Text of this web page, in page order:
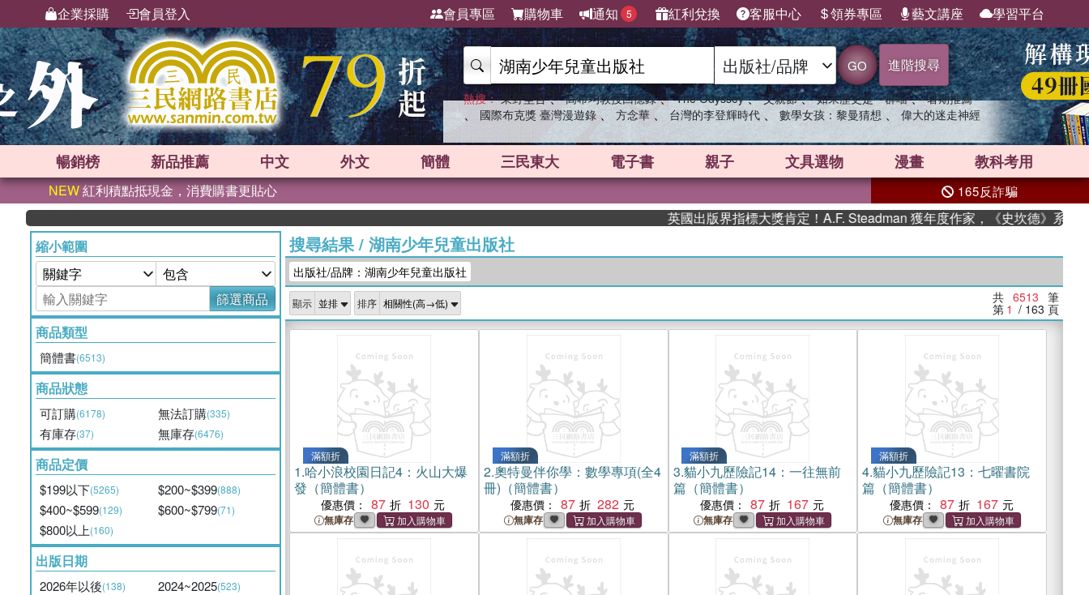
企業採購 會員登入 會員專區 購物車 通知 5 紅利兌換 客服中心 領券專區 藝文講座 學習平台
GO 進階搜尋
熱搜： 東野圭吾 、 高希均教授回憶錄 、 The Odyssey 、 父親節 、 如果歷史是一群喵 、 暑期推薦
、 國際布克獎 臺灣漫遊錄 、 方念華 、 台灣的李登輝時代 、 數學女孩：黎曼猜想 、 偉大的迷走神經
暢銷榜 新品推薦 中文 外文 簡體 三民東大 電子書 親子 文具選物 漫畫 教科考用
NEW紅利積點抵現金，消費購書更貼心 165反詐騙
英國出版界指標大獎肯定！A.F. Steadman 獲年度作家，《史坎德》系列帶你踏上
縮小範圍
篩選商品
商品類型
簡體書(6513)
商品狀態
可訂購(6178) 無法訂購(335)
有庫存(37) 無庫存(6476)
商品定價
$199以下(5265) $200~$399(888)
$400~$599(129) $600~$799(71)
$800以上(160)
出版日期
2026年以後(138) 2024~2025(523)
搜尋結果/ 湖南少年兒童出版社
出版社/品牌：湖南少年兒童出版社
顯示 排序 共 6513 筆
第 1 / 163 頁
滿額折
1.哈小浪校園日記4：火山大爆
發（簡體書）
優惠價： 87 130
無庫存
滿額折
2.奧特曼伴你學：數學專項(全4
冊)（簡體書）
優惠價： 87 282
無庫存
滿額折
3.貓小九歷險記14：一往無前
篇（簡體書）
優惠價： 87 167
無庫存
滿額折
4.貓小九歷險記13：七曜書院
篇（簡體書）
優惠價： 87 167
無庫存